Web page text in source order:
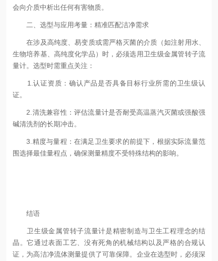
会向介质中析出任何有害物质。
二、选型与应用考量：精准匹配洁净需求
在涉及高纯度、易变质或需严格灭菌的介质（如注射用水、
生物培养基、高纯度化学品）时，必须选用卫生级金属管转子流
量计。选型时需重点关注：
1.认证资质：确认产品是否具备目标行业所需的卫生级认
证。
2.清洗兼容性：评估流量计是否耐受高温蒸汽灭菌或强酸强
碱清洗剂的长期冲击。
3.精度与量程：在满足卫生要求的前提下，根据实际流量范
围选择最佳量程点，确保测量精度不受特殊结构的影响。
结语
卫生级金属管转子流量计是精密制造与卫生工程理念的结
晶。它通过表面工艺、没有死角的机械结构以及严格的合规认
证，为高洁净流体测量提供了可靠保障。企业在选型时，必须深